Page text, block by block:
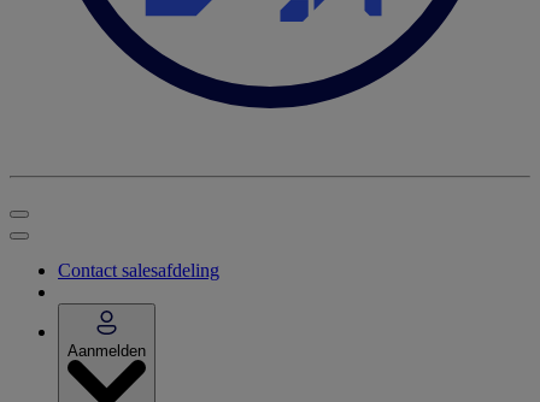
Contact salesafdeling
Aanmelden